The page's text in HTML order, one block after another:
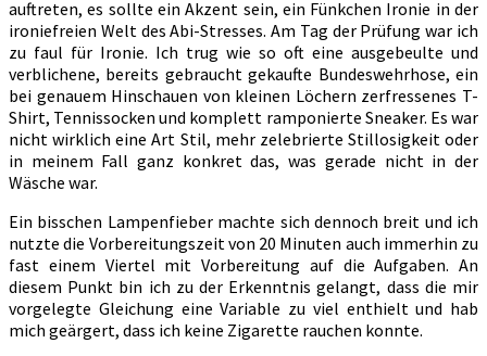
auftreten, es sollte ein Akzent sein, ein Fünkchen Ironie in der
ironiefreien Welt des Abi-Stresses. Am Tag der Prüfung war ich
zu faul für Ironie. Ich trug wie so oft eine ausgebeulte und
verblichene, bereits gebraucht gekaufte Bundeswehrhose, ein
bei genauem Hinschauen von kleinen Löchern zerfressenes T-
Shirt, Tennissocken und komplett ramponierte Sneaker. Es war
nicht wirklich eine Art Stil, mehr zelebrierte Stillosigkeit oder
in meinem Fall ganz konkret das, was gerade nicht in der
Wäsche war.
Ein bisschen Lampenfieber machte sich dennoch breit und ich
nutzte die Vorbereitungszeit von 20 Minuten auch immerhin zu
fast einem Viertel mit Vorbereitung auf die Aufgaben. An
diesem Punkt bin ich zu der Erkenntnis gelangt, dass die mir
vorgelegte Gleichung eine Variable zu viel enthielt und hab
mich geärgert, dass ich keine Zigarette rauchen konnte.